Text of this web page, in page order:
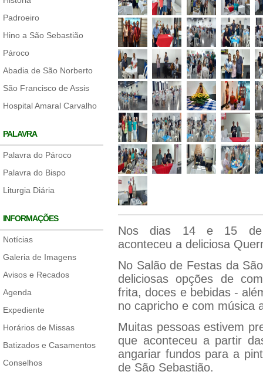
Padroeiro
Hino a São Sebastião
Pároco
Abadia de São Norberto
São Francisco de Assis
Hospital Amaral Carvalho
PALAVRA
Palavra do Pároco
Palavra do Bispo
Liturgia Diária
INFORMAÇÕES
Notícias
Galeria de Imagens
Avisos e Recados
Agenda
Expediente
Horários de Missas
Batizados e Casamentos
Conselhos
Nos dias 14 e 15 de
aconteceu a deliciosa
No Salão de Festas da
deliciosas opções de
frita, doces e bebidas -
no capricho e com música
Muitas pessoas estivem
que aconteceu a partir
angariar fundos para a
de São Sebastião.